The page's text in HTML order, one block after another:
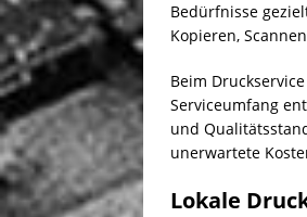
Bedürfnisse
Kopieren,
Beim
Serviceumfang
und
unerwartete
Lokale